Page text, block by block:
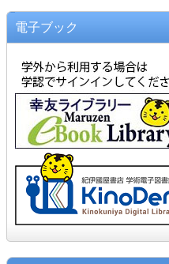
電子ブック